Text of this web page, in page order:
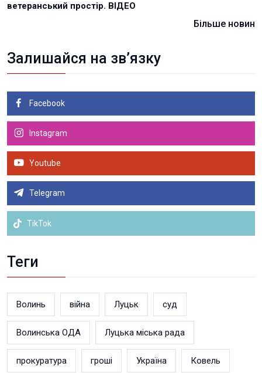
ветеранський простір. ВІДЕО
Більше новин
Залишайся на зв’язку
Facebook
Instagram
Youtube
Telegram
TikTok
Теги
Волинь війна Луцьк суд
Волинська ОДА Луцька міська рада
прокуратура гроші Україна Ковель